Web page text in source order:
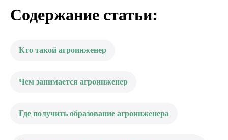
Содержание статьи:
Кто такой агроинженер
Чем занимается агроинженер
Где получить образование агроинженера